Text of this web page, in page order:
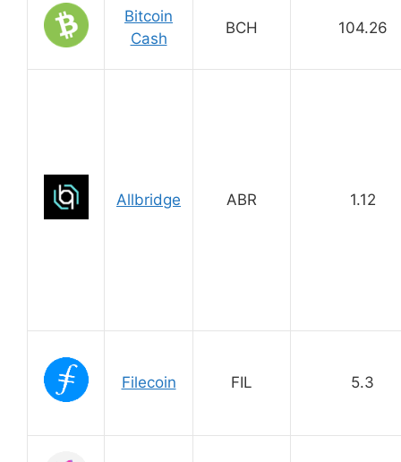
Bitcoin
Cash
BCH 104.26
Allbridge ABR 1.12
Filecoin FIL 5.3